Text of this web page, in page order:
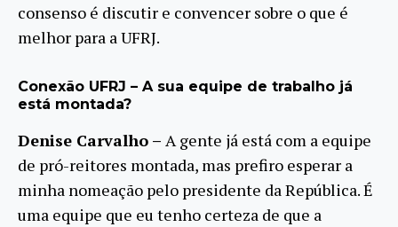
consenso é discutir e convencer sobre o que é
melhor para a UFRJ.
Conexão UFRJ – A sua equipe de trabalho já
está montada?
Denise Carvalho – A gente já está com a equipe
de pró-reitores montada, mas prefiro esperar a
minha nomeação pelo presidente da República. É
uma equipe que eu tenho certeza de que a